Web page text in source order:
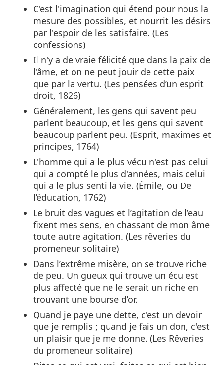
C'est l'imagination qui étend pour nous la
mesure des possibles, et nourrit les désirs
par l'espoir de les satisfaire. (Les
confessions)
Il n'y a de vraie félicité que dans la paix de
l'âme, et on ne peut jouir de cette paix
que par la vertu. (Les pensées d’un esprit
droit, 1826)
Généralement, les gens qui savent peu
parlent beaucoup, et les gens qui savent
beaucoup parlent peu. (Esprit, maximes et
principes, 1764)
L'homme qui a le plus vécu n'est pas celui
qui a compté le plus d'années, mais celui
qui a le plus senti la vie. (Émile, ou De
l’éducation, 1762)
Le bruit des vagues et l’agitation de l’eau
fixent mes sens, en chassant de mon âme
toute autre agitation. (Les rêveries du
promeneur solitaire)
Dans l’extrême misère, on se trouve riche
de peu. Un gueux qui trouve un écu est
plus affecté que ne le serait un riche en
trouvant une bourse d’or.
Quand je paye une dette, c'est un devoir
que je remplis ; quand je fais un don, c'est
un plaisir que je me donne. (Les Rêveries
du promeneur solitaire)